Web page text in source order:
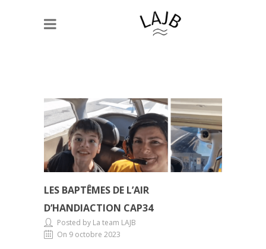
LES BAPTÊMES DE L’AIR
D’HANDIACTION CAP34
Posted by La team LAJB
On 9 octobre 2023